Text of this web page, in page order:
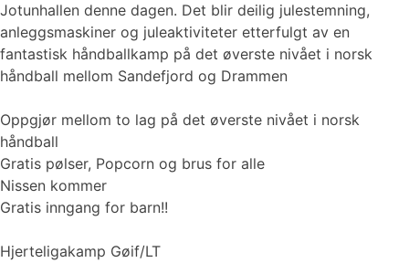
Jotunhallen denne dagen. Det blir deilig julestemning,
anleggsmaskiner og juleaktiviteter etterfulgt av en
fantastisk håndballkamp på det øverste nivået i norsk
håndball mellom Sandefjord og Drammen
Oppgjør mellom to lag på det øverste nivået i norsk
håndball
Gratis pølser, Popcorn og brus for alle
Nissen kommer
Gratis inngang for barn!!
Hjerteligakamp Gøif/LT